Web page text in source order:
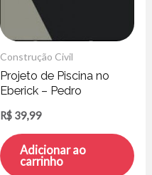
Construção Civil
Projeto de Piscina no
Eberick – Pedro
R$ 39,99
Adicionar ao
carrinho